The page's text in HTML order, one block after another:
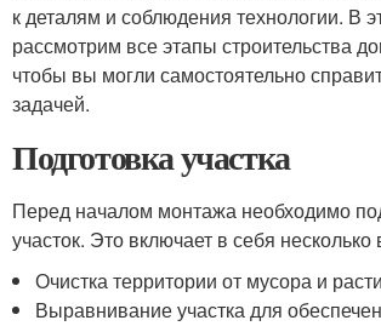
к деталям и соблюдения технологии. В
рассмотрим все этапы строительства
чтобы вы могли самостоятельно
задачей.
Подготовка участка
Перед началом монтажа необходимо
участок. Это включает в себя
Очистка территории от мусора и
Выравнивание участка для